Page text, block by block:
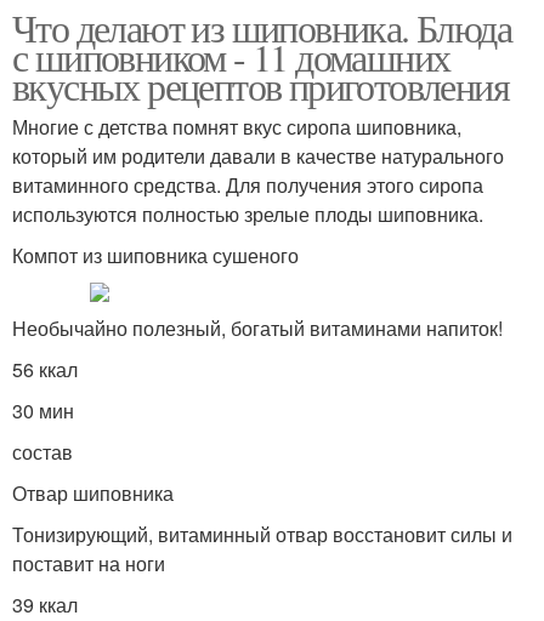
Что делают из шиповника. Блюда
с шиповником - 11 домашних
вкусных рецептов приготовления
Многие с детства помнят вкус сиропа шиповника,
который им родители давали в качестве натурального
витаминного средства. Для получения этого сиропа
используются полностью зрелые плоды шиповника.
Компот из шиповника сушеного
Необычайно полезный, богатый витаминами напиток!
56 ккал
30 мин
состав
Отвар шиповника
Тонизирующий, витаминный отвар восстановит силы и
поставит на ноги
39 ккал